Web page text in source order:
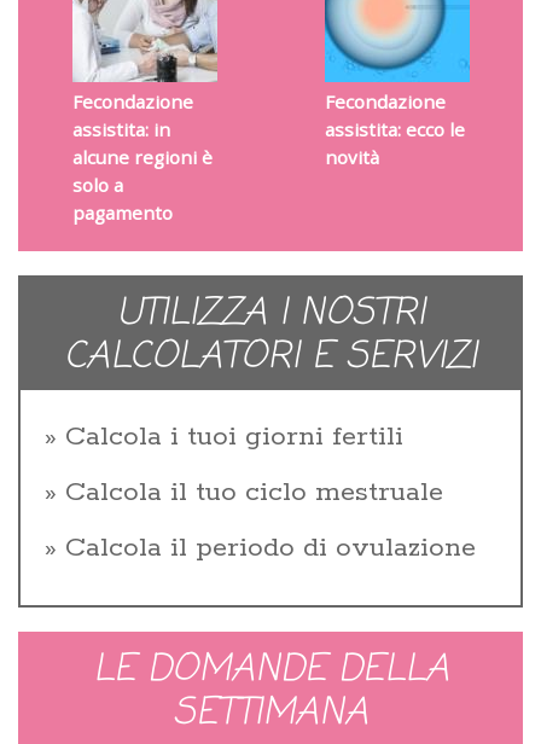
Fecondazione
assistita: in
alcune regioni è
solo a
pagamento
Fecondazione
assistita: ecco le
novità
UTILIZZA I NOSTRI
CALCOLATORI E SERVIZI
Calcola i tuoi giorni fertili
Calcola il tuo ciclo mestruale
Calcola il periodo di ovulazione
LE DOMANDE DELLA
SETTIMANA